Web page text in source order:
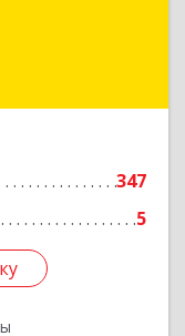
347
5
- Кузбасс обл,